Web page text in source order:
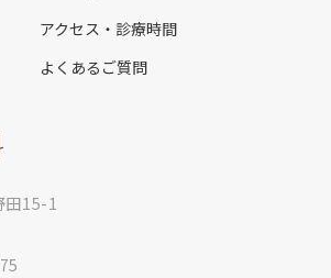
アクセス・診療時間
よくあるご質問
田15-1